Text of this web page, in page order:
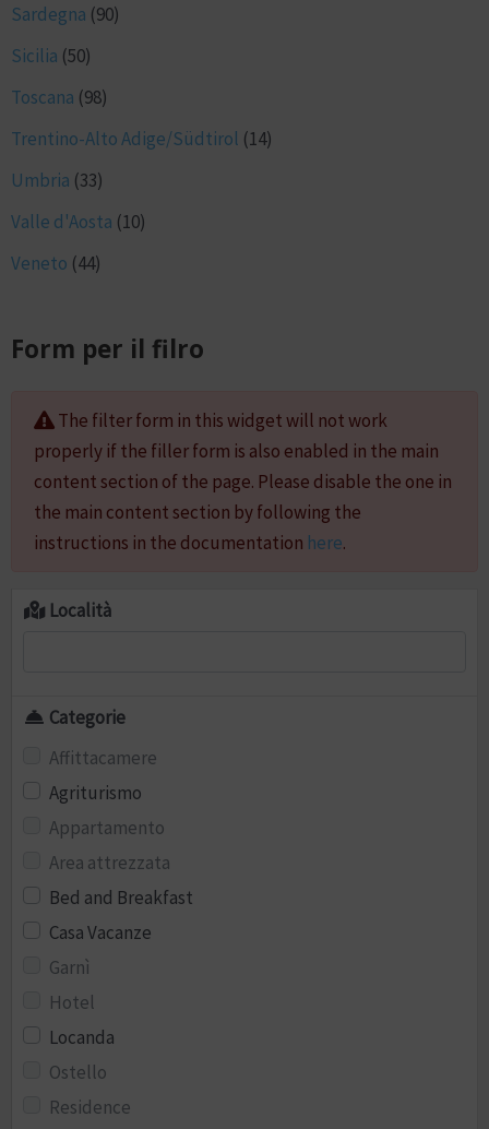
Sardegna (90)
Sicilia (50)
Toscana (98)
Trentino-Alto Adige/Südtirol (14)
Umbria (33)
Valle d'Aosta (10)
Veneto (44)
Form per il filro
The filter form in this widget will not work
properly if the filler form is also enabled in the main
content section of the page. Please disable the one in
the main content section by following the
instructions in the documentation here.
Località
Categorie
Affittacamere
Agriturismo
Appartamento
Area attrezzata
Bed and Breakfast
Casa Vacanze
Garnì
Hotel
Locanda
Ostello
Residence